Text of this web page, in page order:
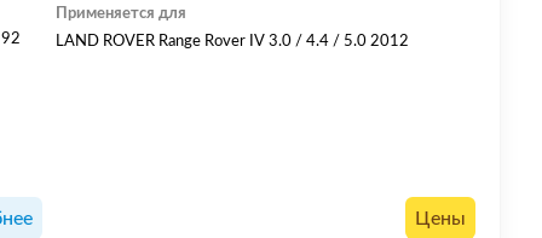
Применяется для
LAND ROVER Range Rover IV 3.0 / 4.4 / 5.0 2012
Цены